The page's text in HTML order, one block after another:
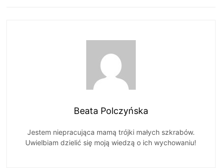
Beata Polczyńska
Jestem niepracująca mamą trójki małych szkrabów.
Uwielbiam dzielić się moją wiedzą o ich wychowaniu!